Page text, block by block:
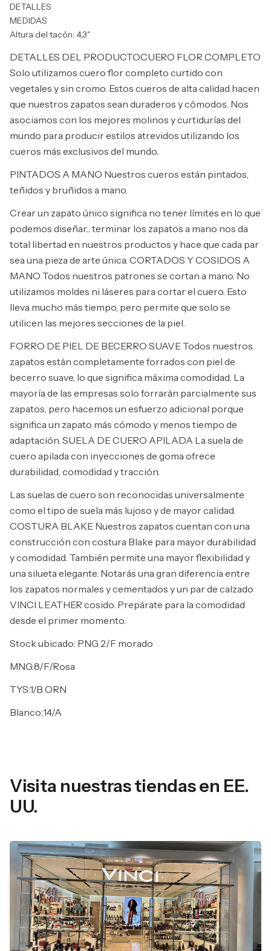
DETALLES
MEDIDAS
Altura del tacón: 4,3"
DETALLES DEL PRODUCTOCUERO FLOR COMPLETO
Solo utilizamos cuero flor completo curtido con
vegetales y sin cromo. Estos cueros de alta calidad hacen
que nuestros zapatos sean duraderos y cómodos. Nos
asociamos con los mejores molinos y curtidurías del
mundo para producir estilos atrevidos utilizando los
cueros más exclusivos del mundo.
PINTADOS A MANO Nuestros cueros están pintados,
teñidos y bruñidos a mano.
Crear un zapato único significa no tener límites en lo que
podemos diseñar... terminar los zapatos a mano nos da
total libertad en nuestros productos y hace que cada par
sea una pieza de arte única. CORTADOS Y COSIDOS A
MANO Todos nuestros patrones se cortan a mano. No
utilizamos moldes ni láseres para cortar el cuero. Esto
lleva mucho más tiempo, pero permite que solo se
utilicen las mejores secciones de la piel.
FORRO DE PIEL DE BECERRO SUAVE Todos nuestros
zapatos están completamente forrados con piel de
becerro suave, lo que significa máxima comodidad. La
mayoría de las empresas solo forrarán parcialmente sus
zapatos, pero hacemos un esfuerzo adicional porque
significa un zapato más cómodo y menos tiempo de
adaptación. SUELA DE CUERO APILADA La suela de
cuero apilada con inyecciones de goma ofrece
durabilidad, comodidad y tracción.
Las suelas de cuero son reconocidas universalmente
como el tipo de suela más lujoso y de mayor calidad.
COSTURA BLAKE Nuestros zapatos cuentan con una
construcción con costura Blake para mayor durabilidad
y comodidad. También permite una mayor flexibilidad y
una silueta elegante. Notarás una gran diferencia entre
los zapatos normales y cementados y un par de calzado
VINCI LEATHER cosido. Prepárate para la comodidad
desde el primer momento.
Stock ubicado: PNG 2/F morado
MNG:8/F/Rosa
TYS:1/B ORN
Blanco;14/A
Visita nuestras tiendas en EE.
UU.